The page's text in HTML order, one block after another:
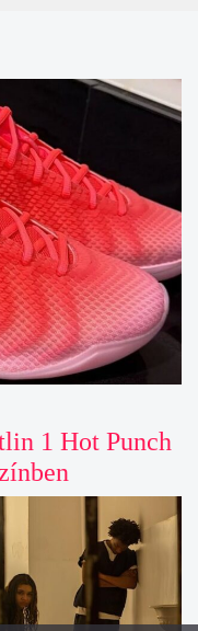
1 Hot Punch